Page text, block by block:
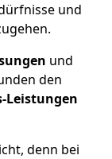
und
und
den
Leistungen
denn bei